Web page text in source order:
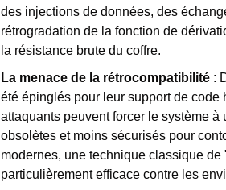
des injections de données, des
rétrogradation de la fonction de
la résistance brute du coffre.
La menace de la rétrocompatibilité :
été épinglés pour leur support de code
attaquants peuvent forcer le système à
obsolètes et moins sécurisés pour
modernes, une technique classique de
particulièrement efficace contre les